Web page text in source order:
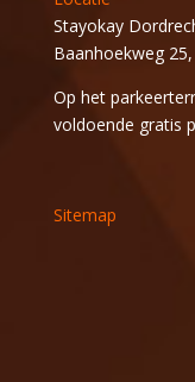
Stayokay
Baanhoekweg
Op het
voldoende gratis
Sitemap